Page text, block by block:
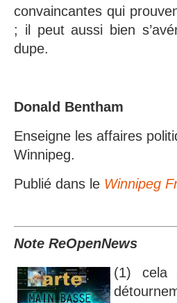
convaincantes qui
; il peut aussi bien
dupe.
Donald Bentham
Enseigne les affaires
Winnipeg.
Publié dans le Winnipeg
Note ReOpenNews
(1) cela